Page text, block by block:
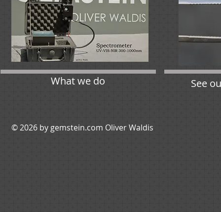
What we do See
© 2026 by ​gemstein.com Oliver Waldis